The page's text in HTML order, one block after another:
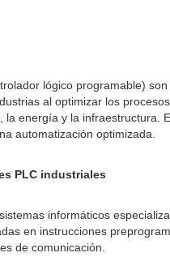
lógico programable)
al optimizar los
energía y la infraestructura.
automatización optimizada.
PLC industriales
informáticos
en instrucciones
de comunicación.